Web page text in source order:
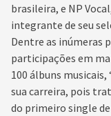
brasileira, e NP
integrante de seu
Dentre as inúmeras
participações em
100 álbuns
sua carreira, pois
do primeiro single